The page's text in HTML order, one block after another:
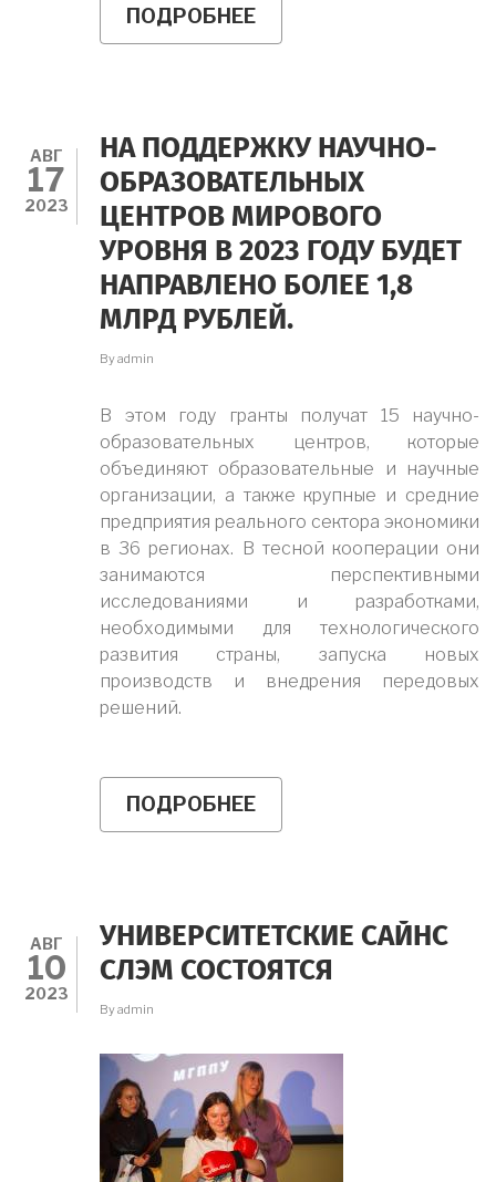
ПОДРОБНЕЕ
ЗНАНИЕ.ПЕРВЫЕ
4-
6
НОЯБРЯ
АВГ
17
2023
НА ПОДДЕРЖКУ НАУЧНО-
ОБРАЗОВАТЕЛЬНЫХ
ЦЕНТРОВ МИРОВОГО
УРОВНЯ В 2023 ГОДУ БУДЕТ
НАПРАВЛЕНО БОЛЕЕ 1,8
МЛРД РУБЛЕЙ.
Byadmin
В этом году гранты получат 15 научно-
образовательных центров, которые
объединяют образовательные и научные
организации, а также крупные и средние
предприятия реального сектора экономики
в 36 регионах. В тесной кооперации они
занимаются перспективными
исследованиями и разработками,
необходимыми для технологического
развития страны, запуска новых
производств и внедрения передовых
решений.
ПОДРОБНЕЕ
НА
МИРОВОГО
УРОВНЯ
В
2023
БОЛЕЕ
1,8
МЛРД
РУБЛЕЙ.
АВГ
10
2023
УНИВЕРСИТЕТСКИЕ САЙНС
СЛЭМ СОСТОЯТСЯ
Byadmin